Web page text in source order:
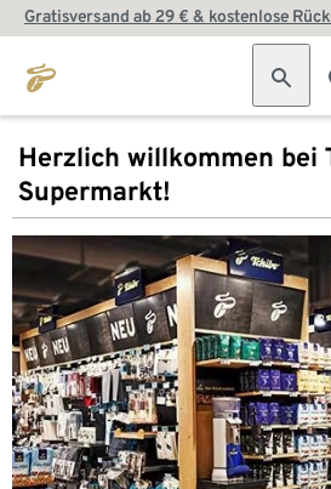
Gratisversand ab 29 € & kostenlose
Herzlich willkommen bei
Supermarkt!